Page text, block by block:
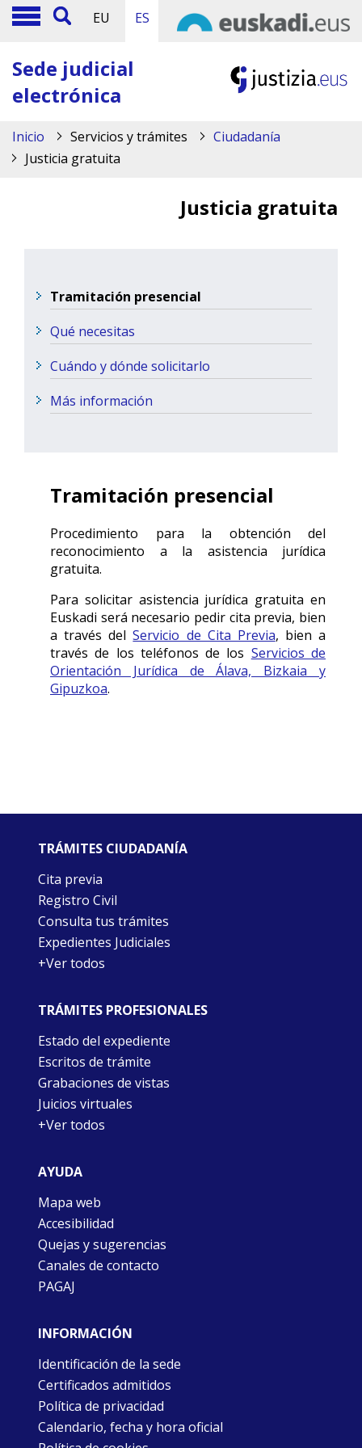
EU ES
Sede judicial
electrónica
Inicio Servicios y trámites
Ciudadanía
Justicia gratuita
Justicia gratuita
Tramitación presencial
Qué necesitas
Cuándo y dónde solicitarlo
Más información
Tramitación presencial
Procedimiento para la obtención del
reconocimiento a la asistencia jurídica
gratuita.
Para solicitar asistencia jurídica gratuita en
Euskadi será necesario pedir cita previa, bien
a través delServicio de Cita Previa, bien a
través de los teléfonos de los Servicios de
Orientación Jurídica de Álava, Bizkaia y
Gipuzkoa.
TRÁMITES CIUDADANÍA
Cita previa
Registro Civil
Consulta tus trámites
Expedientes Judiciales
+Ver todos
TRÁMITES PROFESIONALES
Estado del expediente
Escritos de trámite
Grabaciones de vistas
Juicios virtuales
+Ver todos
AYUDA
Mapa web
Accesibilidad
Quejas y sugerencias
Canales de contacto
PAGAJ
INFORMACIÓN
Identificación de la sede
Certificados admitidos
Política de privacidad
Calendario, fecha y hora oficial